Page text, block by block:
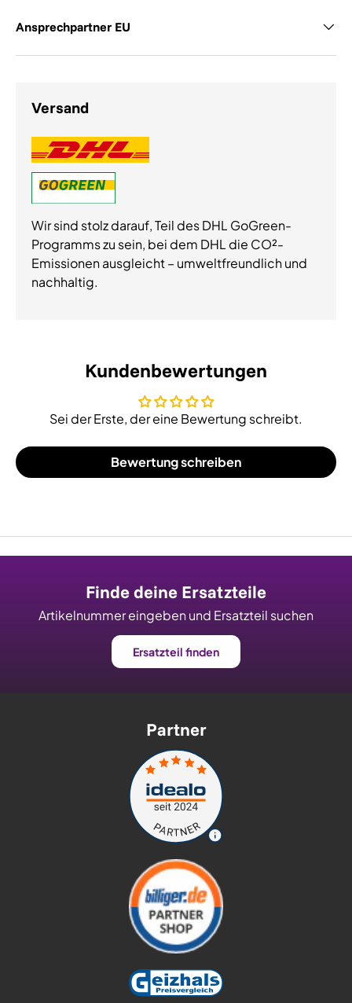
Ansprechpartner EU
Versand
Wir sind stolz darauf, Teil des DHL GoGreen-
Programms zu sein, bei dem DHL die CO²-
Emissionen ausgleicht – umweltfreundlich und
nachhaltig.
Kundenbewertungen
Sei der Erste, der eine Bewertung schreibt.
Bewertung schreiben
Finde deine Ersatzteile
Artikelnummer eingeben und Ersatzteil suchen
Ersatzteil finden
Partner